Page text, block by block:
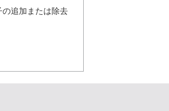
追加または除去